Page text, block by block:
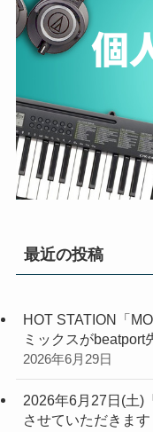
最近の投稿
HOT STATION「
ミックスがbeatport
2026年6月29日
2026年6月27日(土)
させていただきます